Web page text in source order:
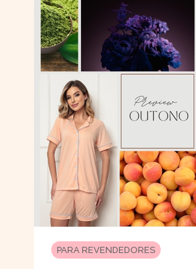
PARA REVENDEDORES